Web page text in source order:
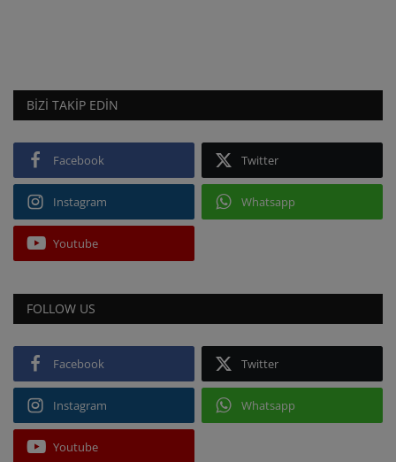
BIZI TAKIP EDIN
Facebook Twitter
Instagram Whatsapp
Youtube
FOLLOW US
Facebook Twitter
Instagram Whatsapp
Youtube